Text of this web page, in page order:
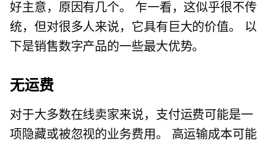
好主意，原因有几个。 乍一看，这似乎很不传
统，但对很多人来说，它具有巨大的价值。 以
下是销售数字产品的一些最大优势。
无运费
对于大多数在线卖家来说，支付运费可能是一
项隐藏或被忽视的业务费用。 高运输成本可能